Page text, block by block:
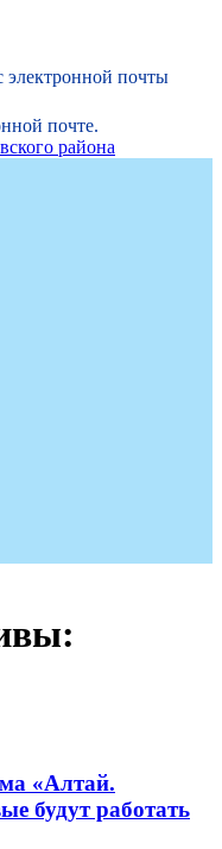
электронной почты
почте.
района
«Алтай.
будут работать